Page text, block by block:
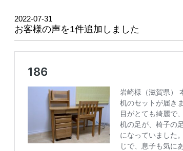
2022-07-31
お客様の声を1件追加しました